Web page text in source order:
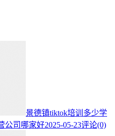
景德镇tiktok培训多少学
公司哪家好2025-05-23评论(0)